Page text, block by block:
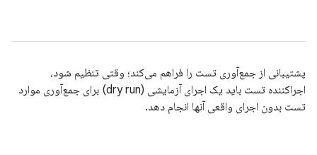
پشتیبانی از جمع‌آوری تست را فراهم می‌کند؛ وقتی تنظیم شود،
اجراکننده تست باید یک اجرای آزمایشی (dry run) برای جمع‌آوری موارد
تست بدون اجرای واقعی آنها انجام دهد.